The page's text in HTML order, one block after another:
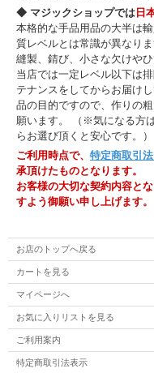
◆ マジックショップでは 日
本格的な手品用品の大半は
質レベルとは常識が異なり
縫製、錆び、小さな欠けや
当店では一定レベル以下は
テナンスをしてからお届け
品の目的ですので、作りの
願います。 （※気になる方
らお選び頂くと安心です。）
ご利用時点で、 特定商取引
承頂けたものとなります。
お客様の大切な契約内容と
すよう御願い申し上げます。
お店のトップへ戻る
カートを見る
マイページへ
お気に入りリストを見る
ご利用案内
特定商取引法表示